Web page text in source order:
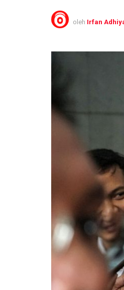
oleh Irfan